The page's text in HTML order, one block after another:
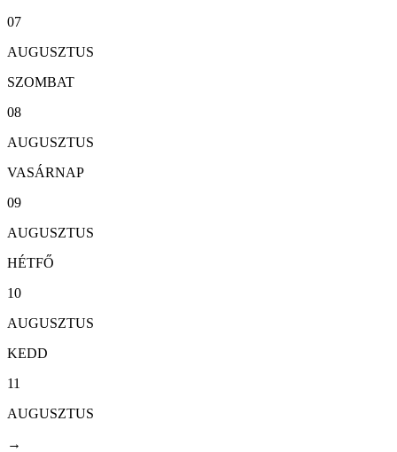
07
AUGUSZTUS
SZOMBAT
08
AUGUSZTUS
VASÁRNAP
09
AUGUSZTUS
HÉTFŐ
10
AUGUSZTUS
KEDD
11
AUGUSZTUS
→